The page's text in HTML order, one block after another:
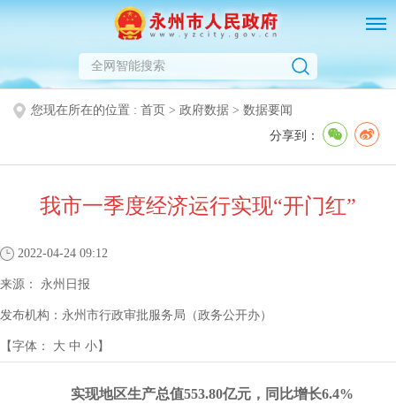
您现在所在的位置 : 首页 > 政府数据 > 数据要闻
分享到：
我市一季度经济运行实现“开门红”
2022-04-24 09:12
来源： 永州日报
发布机构： 永州市行政审批服务局（政务公开办）
【字体： 大 中 小】
实现地区生产总值553.80亿元，同比增长6.4%